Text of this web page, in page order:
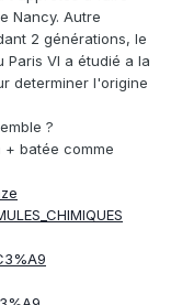
Nancy. Autre
2 générations, le
Paris VI a étudié a la
determiner l'origine
?
+ batée comme